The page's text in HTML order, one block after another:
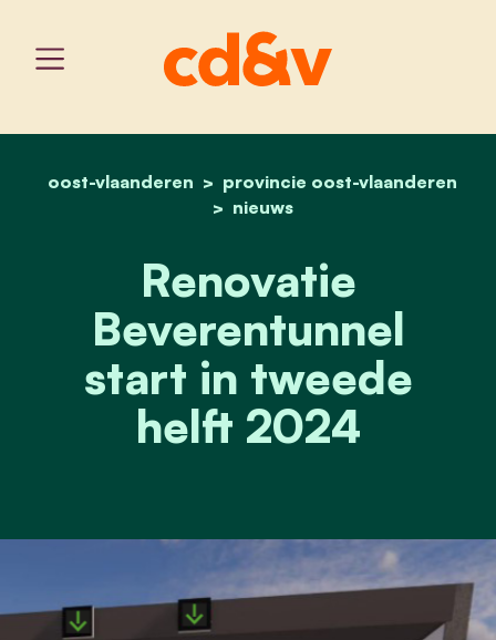
home
oost-vlaanderen
provincie oost-vlaanderen
nieuws
renovatie
Renovatie
Beverentunnel
start in tweede
helft 2024